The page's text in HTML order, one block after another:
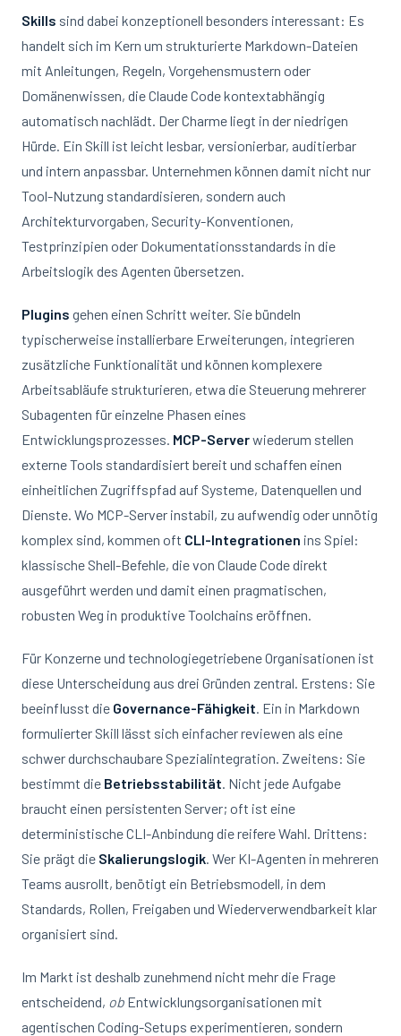
Skills sind dabei konzeptionell besonders interessant: Es
handelt sich im Kern um strukturierte Markdown-Dateien
mit Anleitungen, Regeln, Vorgehensmustern oder
Domänenwissen, die Claude Code kontextabhängig
automatisch nachlädt. Der Charme liegt in der niedrigen
Hürde. Ein Skill ist leicht lesbar, versionierbar, auditierbar
und intern anpassbar. Unternehmen können damit nicht nur
Tool-Nutzung standardisieren, sondern auch
Architekturvorgaben, Security-Konventionen,
Testprinzipien oder Dokumentationsstandards in die
Arbeitslogik des Agenten übersetzen.
Plugins gehen einen Schritt weiter. Sie bündeln
typischerweise installierbare Erweiterungen, integrieren
zusätzliche Funktionalität und können komplexere
Arbeitsabläufe strukturieren, etwa die Steuerung mehrerer
Subagenten für einzelne Phasen eines
Entwicklungsprozesses. MCP-Serverwiederum stellen
externe Tools standardisiert bereit und schaffen einen
einheitlichen Zugriffspfad auf Systeme, Datenquellen und
Dienste. Wo MCP-Server instabil, zu aufwendig oder unnötig
komplex sind, kommen oft CLI-Integrationen ins Spiel:
klassische Shell-Befehle, die von Claude Code direkt
ausgeführt werden und damit einen pragmatischen,
robusten Weg in produktive Toolchains eröffnen.
Für Konzerne und technologiegetriebene Organisationen ist
diese Unterscheidung aus drei Gründen zentral. Erstens: Sie
beeinflusst die Governance-Fähigkeit. Ein in Markdown
formulierter Skill lässt sich einfacher reviewen als eine
schwer durchschaubare Spezialintegration. Zweitens: Sie
bestimmt die Betriebsstabilität. Nicht jede Aufgabe
braucht einen persistenten Server; oft ist eine
deterministische CLI-Anbindung die reifere Wahl. Drittens:
Sie prägt die Skalierungslogik. Wer KI-Agenten in mehreren
Teams ausrollt, benötigt ein Betriebsmodell, in dem
Standards, Rollen, Freigaben und Wiederverwendbarkeit klar
organisiert sind.
Im Markt ist deshalb zunehmend nicht mehr die Frage
entscheidend, ob Entwicklungsorganisationen mit
agentischen Coding-Setups experimentieren, sondern